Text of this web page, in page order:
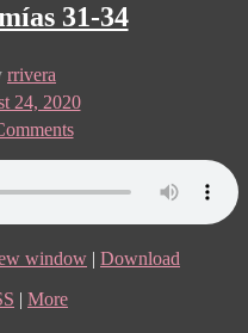
31-34
rrivera
24, 2020
on
Día
236:
Jeremías
34
window | Download
| More